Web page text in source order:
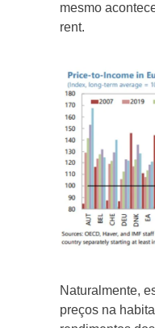
mesmo
rent.
Naturalmente,
preços na